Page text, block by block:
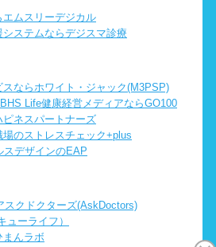
ムスリーデジカル
ステムならデジスマ診療
ならホワイト・ジャック(M3PSP)
Life健康経営メディアならGO100
ネスパートナーズ
のストレスチェック+plus
スデザインのEAP
スクドクターズ(AskDoctors)
ューライフ）
まんラボ